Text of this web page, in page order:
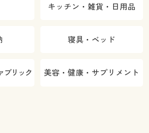
キッチン・雑貨・日用品
寝具・ベッド
ブリック 美容・健康・サプリメント